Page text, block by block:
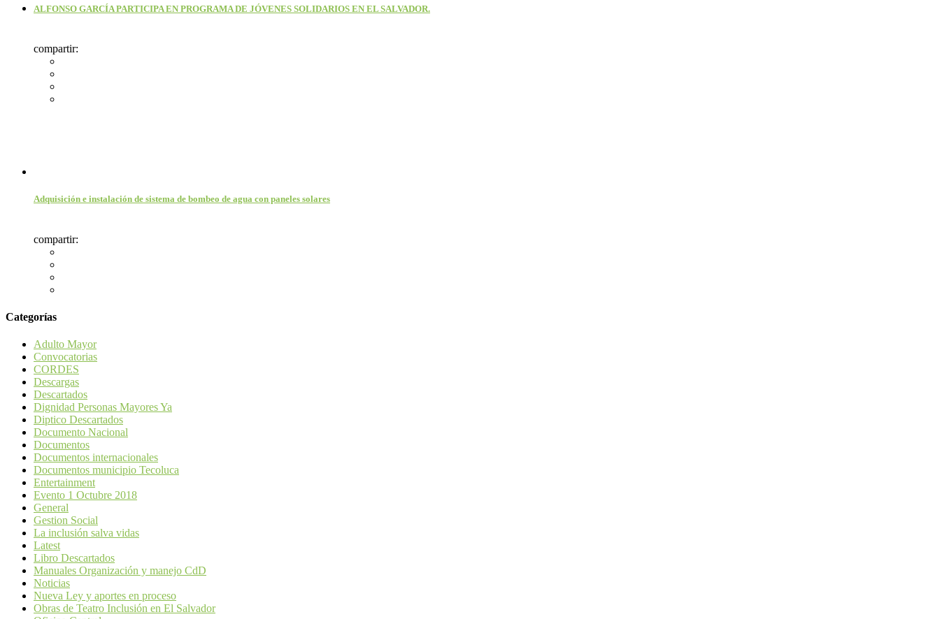
ALFONSO GARCÍA PARTICIPA EN PROGRAMA DE JÓVENES SOLIDARIOS EN EL SALVADOR.
compartir:
Adquisición e instalación de sistema de bombeo de agua con paneles solares
compartir:
Categorías
Adulto Mayor
Convocatorias
CORDES
Descargas
Descartados
Dignidad Personas Mayores Ya
Diptico Descartados
Documento Nacional
Documentos
Documentos internacionales
Documentos municipio Tecoluca
Entertainment
Evento 1 Octubre 2018
General
Gestion Social
La inclusión salva vidas
Latest
Libro Descartados
Manuales Organización y manejo CdD
Noticias
Nueva Ley y aportes en proceso
Obras de Teatro Inclusión en El Salvador